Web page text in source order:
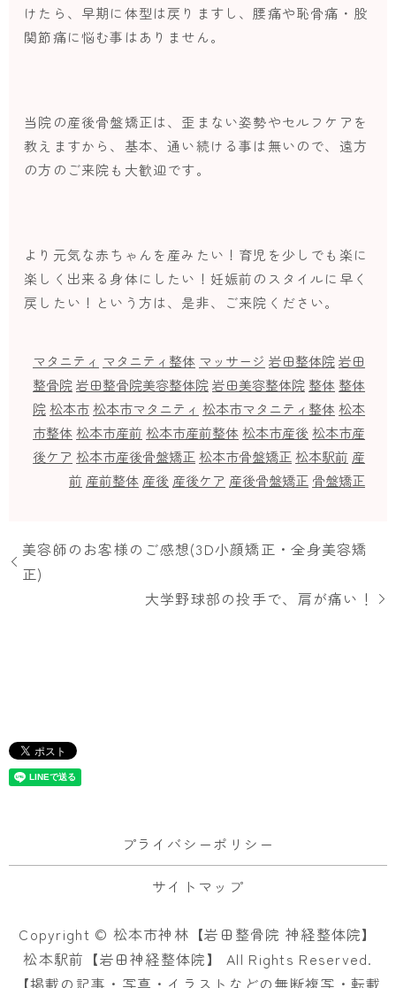
けたら、早期に体型は戻りますし、腰痛や恥骨痛・股
関節痛に悩む事はありません。
当院の産後骨盤矯正は、歪まない姿勢やセルフケアを
教えますから、基本、通い続ける事は無いので、遠方
の方のご来院も大歓迎です。
より元気な赤ちゃんを産みたい！育児を少しでも楽に
楽しく出来る身体にしたい！妊娠前のスタイルに早く
戻したい！という方は、是非、ご来院ください。
マタニティ マタニティ整体 マッサージ 岩田整体院岩田
整骨院岩田整骨院美容整体院岩田美容整体院 整体 整体
院松本市松本市マタニティ 松本市マタニティ整体松本
市整体松本市産前 松本市産前整体松本市産後 松本市産
後ケア 松本市産後骨盤矯正松本市骨盤矯正松本駅前 産
前 産前整体 産後 産後ケア 産後骨盤矯正 骨盤矯正
美容師のお客様のご感想(3D小顔矯正・全身美容矯
正)
大学野球部の投手で、肩が痛い！
プライバシーポリシー
サイトマップ
Copyright © 松本市神林【岩田整骨院 神経整体院】
松本駅前【岩田神経整体院】 All Rights Reserved.
【掲載の記事・写真・イラストなどの無断複写・転載